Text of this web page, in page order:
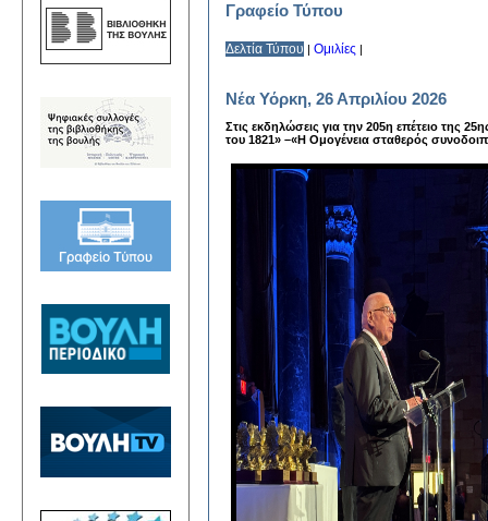
Γραφείο Τύπου
Δελτία Τύπου | Ομιλίες |
Νέα Υόρκη, 26 Απριλίου 2026
Στις εκδηλώσεις για την 205η επέτειο της
του 1821» –«Η Ομογένεια σταθερός